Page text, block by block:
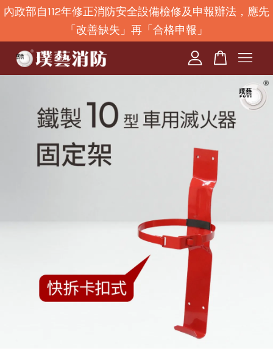
內政部自112年修正消防安全設備檢修及申報辦法，應先
「改善缺失」再「合格申報」
您的購物車目前還是空的。